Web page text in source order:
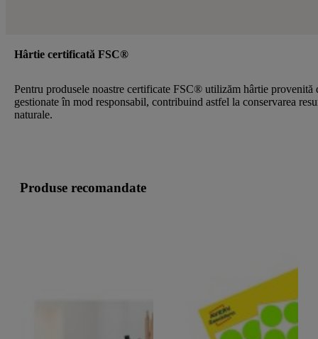
Hârtie certificată FSC®
Pentru produsele noastre certificate FSC® utilizăm hârtie provenită
gestionate în mod responsabil, contribuind astfel la conservarea
naturale.
Produse recomandate